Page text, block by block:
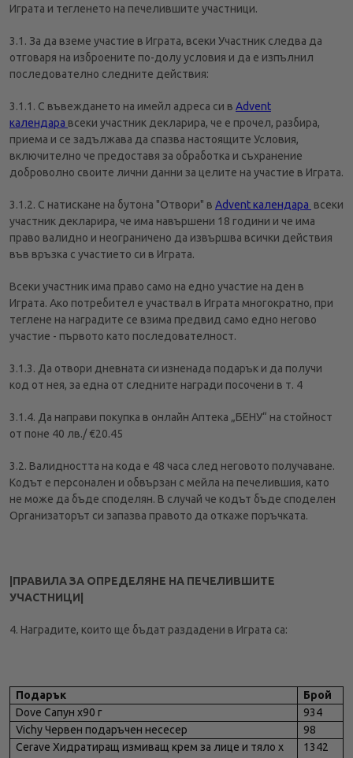
Играта и тегленето на печелившите участници.
3.1. За да вземе участие в Играта, всеки Участник следва да
отговаря на изброените по-долу условия и да е изпълнил
последователно следните действия:
3.1.1. С въвеждането на имейл адреса си в Advent
календара всеки участник декларира, че е прочел, разбира,
приема и се задължава да спазва настоящите Условия,
включително че предоставя за обработка и съхранение
доброволно своите лични данни за целите на участие в Играта.
3.1.2. С натискане на бутона "Отвори" в Advent календара всеки
участник декларира, че има навършени 18 години и че има
право валидно и неограничено да извършва всички действия
във връзка с участието си в Играта.
Всеки участник има право само на едно участие на ден в
Играта. Ако потребител е участвал в Играта многократно, при
теглене на наградите се взима предвид само едно негово
участие - първото като последователност.
3.1.3. Да отвори дневната си изненада подарък и да получи
код от нея, за една от следните награди посочени в т. 4
3.1.4. Да направи покупка в онлайн Аптека „БЕНУ“ на стойност
от поне 40 лв./ €20.45
3.2. Валидността на кода е 48 часа след неговото получаванe.
Кодът е персонален и обвързан с мейла на печелившия, като
не може да бъде споделян. В случай че кодът бъде споделен
Организаторът си запазва правото да откаже поръчката.
|ПРАВИЛА ЗА ОПРЕДЕЛЯНЕ НА ПЕЧЕЛИВШИТЕ
УЧАСТНИЦИ|
4. Наградите, които ще бъдат раздадени в Играта са:
Подарък
Брой
Dove Сапун x90 г
934
Vichy Червен подаръчен несесер
98
Cerave Хидратиращ измиващ крем за лице и тяло х
1342